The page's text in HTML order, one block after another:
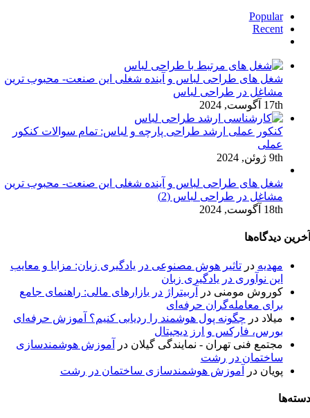
Popular
Recent
شغل های طراحی لباس و آینده شغلی این صنعت- محبوب ترین
مشاغل در طراحی لباس
17th آگوست, 2024
کنکور عملی ارشد طراحی پارچه و لباس: تمام سوالات کنکور
عملی
9th ژوئن, 2024
شغل های طراحی لباس و آینده شغلی این صنعت- محبوب ترین
مشاغل در طراحی لباس (2)
18th آگوست, 2024
دیدگاه‌ها
مهدیه در تاثیر هوش مصنوعی در یادگیری زبان: مزایا و معایب
این نوآوری در یادگیری زبان
کوروش مومنی در
آربیتراژ در بازارهای مالی: راهنمای جامع
برای معامله‌گران حرفه‌ای
میلاد در چگونه پول هوشمند را ردیابی کنیم؟ آموزش حرفه‌ای
بورس، فارکس و ارز دیجیتال
مجتمع فنی تهران - نمایندگی گیلان در
آموزش هوشمندسازی
ساختمان در رشت
پویان در آموزش هوشمندسازی ساختمان در رشت